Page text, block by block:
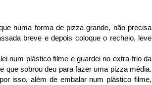
numa forma de pizza grande, não precisa
breve e depois coloque o recheio, leve
num plástico filme e guardei no extra-frio da
que sobrou deu para fazer uma pizza média.
isso, além de embalar num plástico filme,